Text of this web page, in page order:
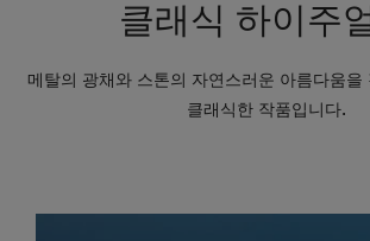
클래식 하이주
메탈의 광채와 스톤의 자연스러운 아름다움을
클래식한 작품입니다.